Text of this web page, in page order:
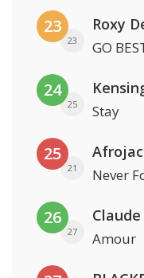
23
23
Roxy
GO
24
25 Stay
25
21 Never
26
27
Claude
Amour